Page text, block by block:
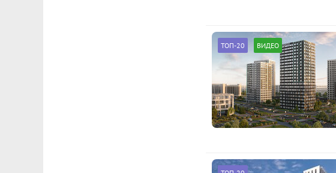
ТОП-20 ВИДЕО